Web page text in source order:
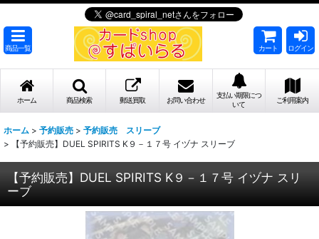
商品一覧 カート ログイン
ホーム 商品検索 郵送買取 お問い合わせ
支払い期限につ
いて
ご利用案内
ホーム > 予約販売 > 予約販売 スリーブ
>
【予約販売】DUEL SPIRITS K９－１７号 イヅナ スリーブ
【予約販売】DUEL SPIRITS K９－１７号 イヅナ スリ
ーブ